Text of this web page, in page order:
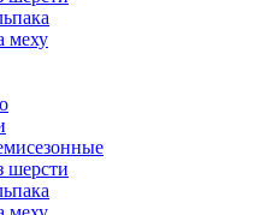
меху
шерсти